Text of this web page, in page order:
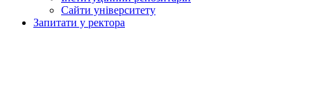
Сайти університету
Запитати у ректора